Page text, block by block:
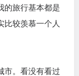
的旅行基本都是
比较羡慕一个人
市。看没有看过